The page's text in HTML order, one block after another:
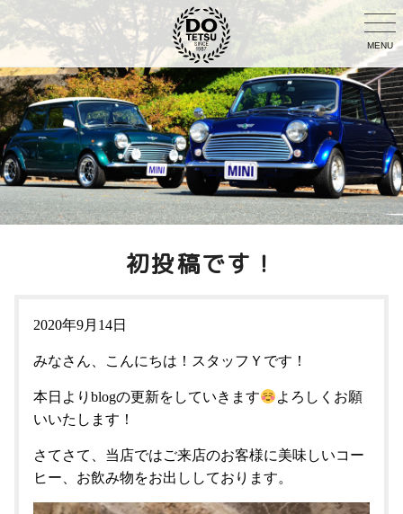
MENU
初投稿です！
2020年9月14日
みなさん、こんにちは！スタッフＹです！
本日よりblogの更新をしていきます
よろしくお願
いいたします！
さてさて、当店ではご来店のお客様に美味しいコー
ヒー、お飲み物をお出ししております。